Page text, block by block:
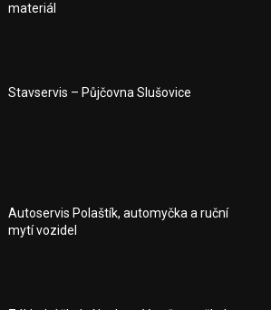
materiál
Stavservis – Půjčovna Slušovice
Autoservis Polaštík, automyčka a ruční
mytí vozidel